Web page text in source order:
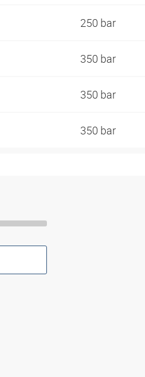
250 bar
350 bar
350 bar
350 bar